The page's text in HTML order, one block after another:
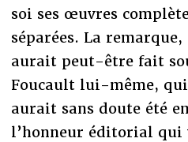
soi ses œuvres
séparées. La remarque,
aurait peut-être fait
Foucault lui-même,
aurait sans doute été
l’honneur éditorial